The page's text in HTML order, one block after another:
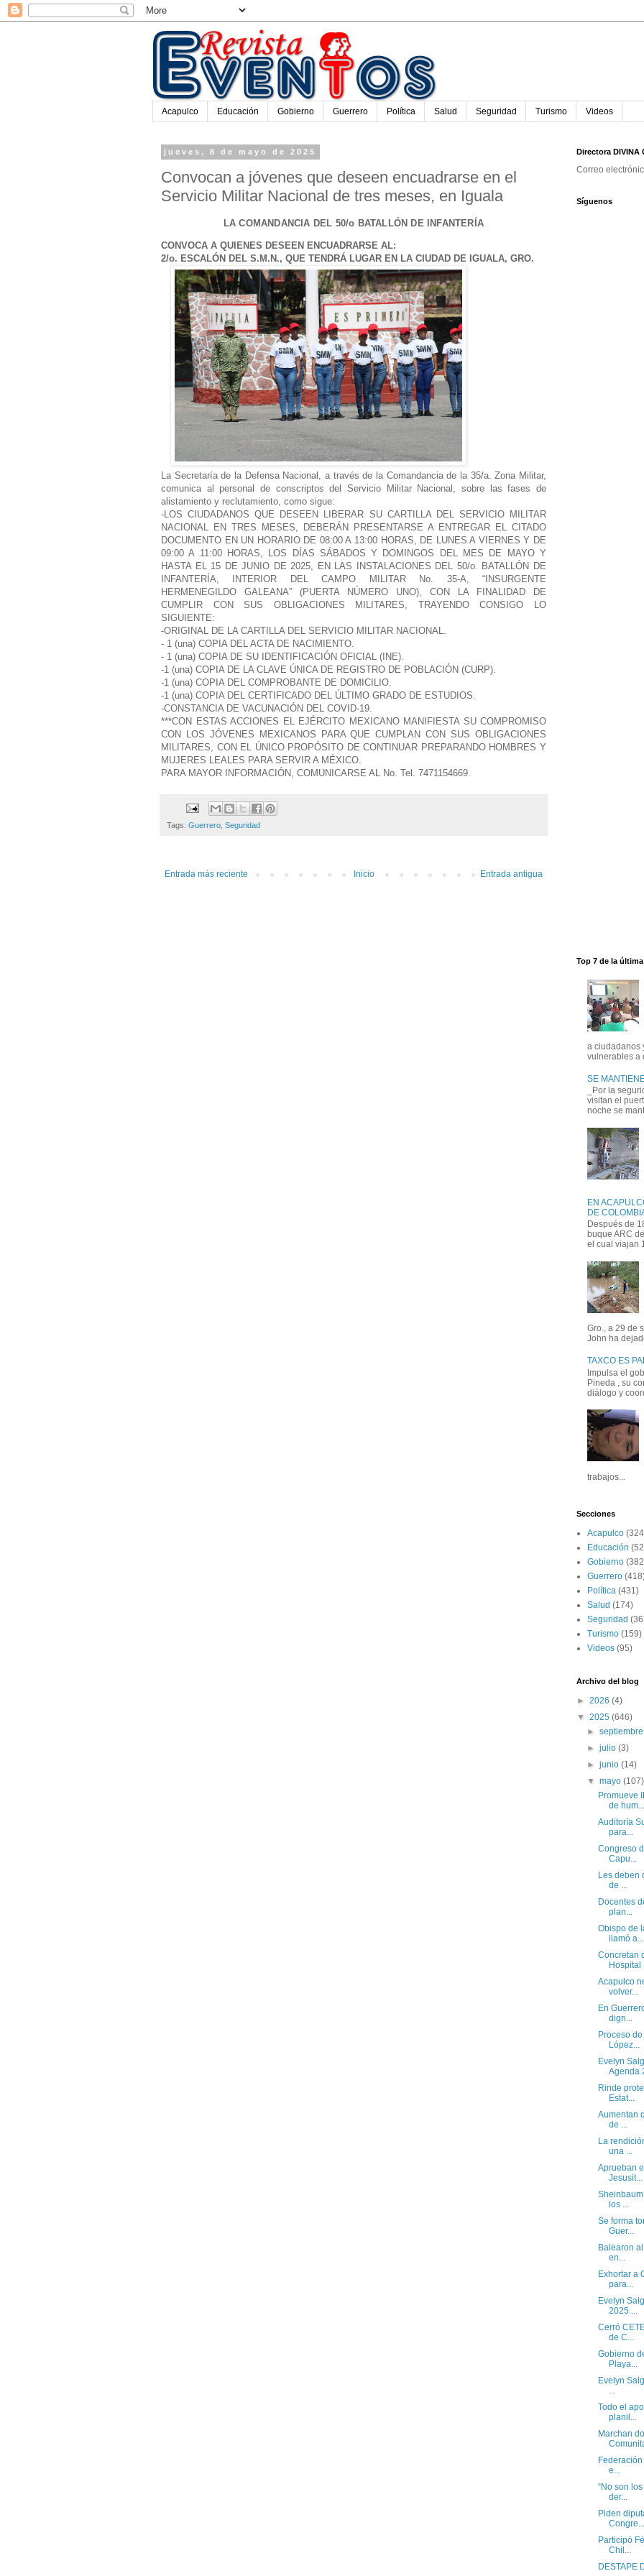
Acapulco Educación Gobierno Guerrero Política Salud Seguridad Turismo Videos
jueves, 8 de mayo de 2025
Convocan a jóvenes que deseen encuadrarse en el
Servicio Militar Nacional de tres meses, en Iguala
LA COMANDANCIA DEL 50/o BATALLÓN DE INFANTERÍA
CONVOCA A QUIENES DESEEN ENCUADRARSE AL:
2/o. ESCALÓN DEL S.M.N., QUE TENDRÁ LUGAR EN LA CIUDAD DE IGUALA, GRO.
La Secretaría de la Defensa Nacional, a través de la Comandancia de la 35/a. Zona Militar,
comunica al personal de conscriptos del Servicio Militar Nacional, sobre las fases de
alistamiento y reclutamiento, como sigue:
-LOS CIUDADANOS QUE DESEEN LIBERAR SU CARTILLA DEL SERVICIO MILITAR
NACIONAL EN TRES MESES, DEBERÁN PRESENTARSE A ENTREGAR EL CITADO
DOCUMENTO EN UN HORARIO DE 08:00 A 13:00 HORAS, DE LUNES A VIERNES Y DE
09:00 A 11:00 HORAS, LOS DÍAS SÁBADOS Y DOMINGOS DEL MES DE MAYO Y
HASTA EL 15 DE JUNIO DE 2025, EN LAS INSTALACIONES DEL 50/o. BATALLÓN DE
INFANTERÍA, INTERIOR DEL CAMPO MILITAR No. 35-A, “INSURGENTE
HERMENEGILDO GALEANA” (PUERTA NÚMERO UNO), CON LA FINALIDAD DE
CUMPLIR CON SUS OBLIGACIONES MILITARES, TRAYENDO CONSIGO LO
SIGUIENTE:
-ORIGINAL DE LA CARTILLA DEL SERVICIO MILITAR NACIONAL.
- 1 (una) COPIA DEL ACTA DE NACIMIENTO.
- 1 (una) COPIA DE SU IDENTIFICACIÓN OFICIAL (INE).
-1 (una) COPIA DE LA CLAVE ÚNICA DE REGISTRO DE POBLACIÓN (CURP).
-1 (una) COPIA DEL COMPROBANTE DE DOMICILIO.
-1 (una) COPIA DEL CERTIFICADO DEL ÚLTIMO GRADO DE ESTUDIOS.
-CONSTANCIA DE VACUNACIÓN DEL COVID-19.
***CON ESTAS ACCIONES EL EJÉRCITO MEXICANO MANIFIESTA SU COMPROMISO
CON LOS JÓVENES MEXICANOS PARA QUE CUMPLAN CON SUS OBLIGACIONES
MILITARES, CON EL ÚNICO PROPÓSITO DE CONTINUAR PREPARANDO HOMBRES Y
MUJERES LEALES PARA SERVIR A MÉXICO.
PARA MAYOR INFORMACIÓN, COMUNICARSE AL No. Tel. 7471154669.
Tags: Guerrero Seguridad
Entrada más reciente Entrada antigua
Inicio
Directora DIVINA
Correo
Síguenos
Top 7 de la
a ciudadanos
vulnerables a
SE
_Por la
visitan el
noche se
EN
DE
Después de
buque ARC
el cual viajan
Gro., a 29 de
John ha
TAXCO ES
Impulsa el
Pineda , su
diálogo y
trabajos...
Secciones
Acapulco
Educación
Gobierno
Guerrero
Política (431)
Salud (174)
Seguridad
Turismo (159)
Videos (95)
Archivo del blog
► 2026 (4)
▼ 2025 (646)
►
►julio(3)
►junio(14)
▼mayo(107)
Promueve
de hum...
Auditoría
para...
Congreso
Capu...
Les deben
de ...
Docentes
plan...
Obispo de
llamó a...
Concretan
Hospital
Acapulco
volver...
En
dign...
Proceso
López...
Evelyn
Agenda
Rinde
Estat...
Aumentan
de ...
La
una ...
Aprueban
Jesusit...
los ...
Se forma
Guer...
Balearon
en...
Exhortar a
para...
Evelyn
2025 ...
Cerró
de C...
Gobierno
Playa...
Evelyn
...
Todo el
planil...
Marchan
e...
“No son
der...
Piden
Congre...
Participó
Chil...
DESTAPE